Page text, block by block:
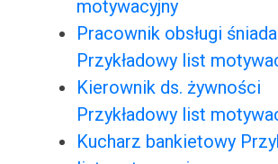
motywacyjny
Pracownik obsługi
Przykładowy list
Kierownik ds. żywności
Przykładowy list
Kucharz bankietowy